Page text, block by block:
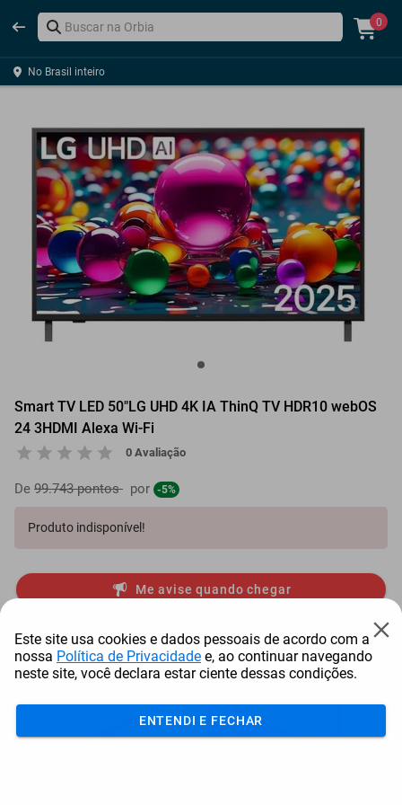
0
No Brasil inteiro
Smart TV LED 50"LG UHD 4K IA ThinQ TV HDR10 webOS
24 3HDMI Alexa Wi-Fi
0 Avaliação
De 99.743 pontos por -5%
Produto indisponível!
Me avise quando chegar
Mais Resgatados
Este site usa cookies e dados pessoais de acordo com a
nossa Política de Privacidade e, ao continuar navegando
neste site, você declara estar ciente dessas condições.
ENTENDI E FECHAR